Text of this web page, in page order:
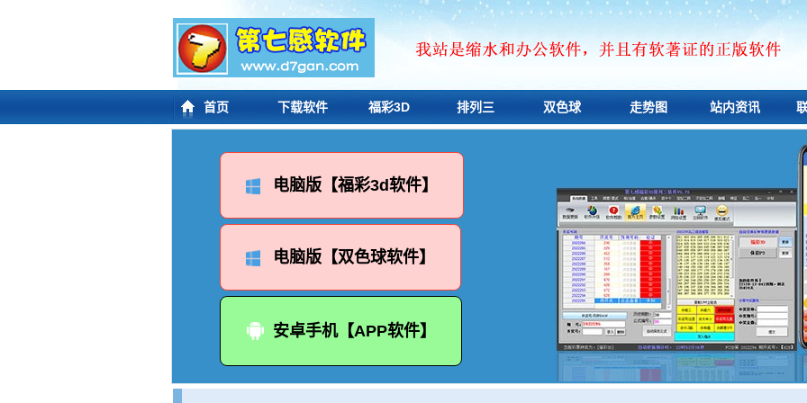
首页 下载软件 福彩3D 排列三 双色球 走势图 站内资讯
电脑版【福彩3d软件】
电脑版【双色球软件】
安卓手机【APP软件】